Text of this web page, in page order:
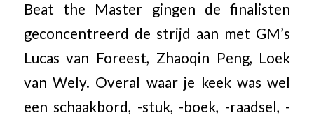
Beat the Master gingen de finalisten
geconcentreerd de strijd aan met GM’s
Lucas van Foreest, Zhaoqin Peng, Loek
van Wely. Overal waar je keek was wel
een schaakbord, -stuk, -boek, -raadsel, -